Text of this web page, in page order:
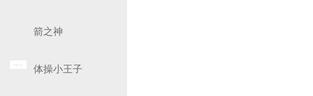
箭之神
体操小王子